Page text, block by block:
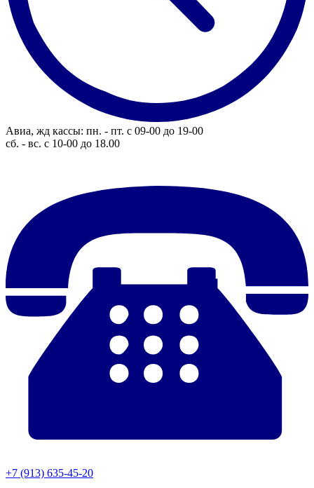
Авиа, жд кассы: пн. - пт. с 09-00 до 19-00
сб. - вс. с 10-00 до 18.00
+7 (913) 635-45-20